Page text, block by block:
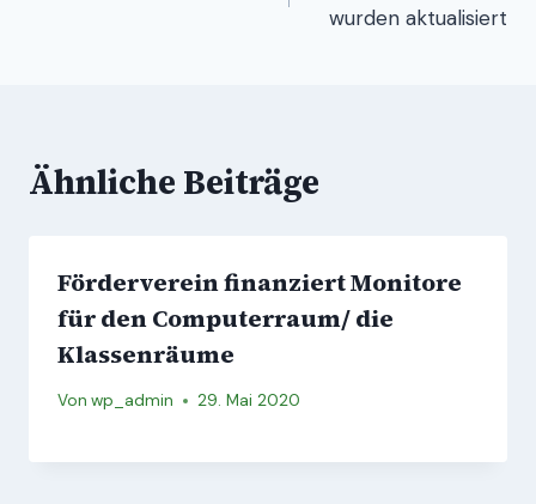
wurden aktualisiert
Ähnliche Beiträge
Förderverein finanziert Monitore
für den Computerraum/ die
Klassenräume
Von wp_admin 29. Mai 2020